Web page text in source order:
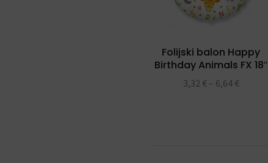
Folijski balon Happy
Birthday Animals FX 18″
3,32 € – 6,64 €